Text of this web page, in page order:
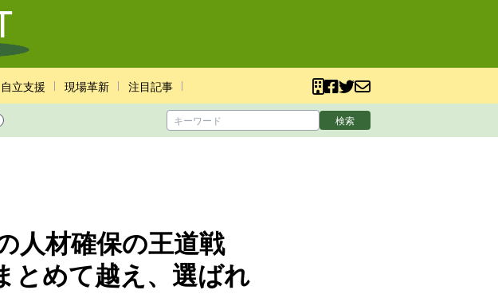
自立支援 現場革新 注目記事
検索
人材確保の王道戦
めて越え、選ばれ